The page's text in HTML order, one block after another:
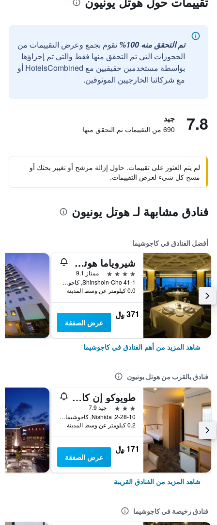
تم التحقق منه 100%
نقوم بجمع وعرض التقييمات من
الحجوزات التي تم التحقق منها فقط والتي تم إجراؤها
بواسطة مستخدمين حقيقيين مع HotelsCombined أو
مع شركائنا الخارجيين الموثوقين.
7.8 جيد
690 من التقييمات تم التحقق منها
لم يتم العثور على تقييمات. حاول إزالة مرشح أو تغيير بحثك أو
مسح كل شيء لعرض التقييمات.
فنادق مشابهة لـ هوتل يونيون
أفضل الفنادق في كاجوشيما
شيروياما هوتل كاغوشيما
4 نجوم
ممتاز 9.1
41-1 Shinshoin-Cho, كاجوشيما, اليابان
0.0 كيلومتر عن وسط المدينة
371 ﷼
عرض الصفقة
شاهد المزيد من أهم الفنادق في كاجوشيما
فنادق بالقرب من هوتل يونيون
طويوكو إن كاجوشيما تشو ستيشن نيشي
3 نجوم
جيد 7.9
2-28-10, Nishida, كاجوشيما, اليابان
0.2 كيلومتر عن وسط المدينة
171 ﷼
عرض الصفقة
شاهد المزيد من الفنادق القريبة
فنادق رخيصة في كاجوشيما